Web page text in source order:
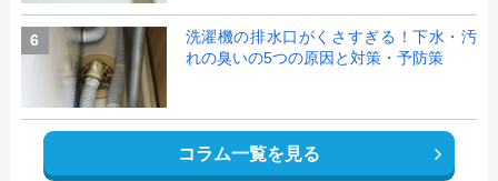
6
洗濯機の排水口がくさすぎる！下水・汚
れの臭いの5つの原因と対策・予防策
コラム一覧を見る